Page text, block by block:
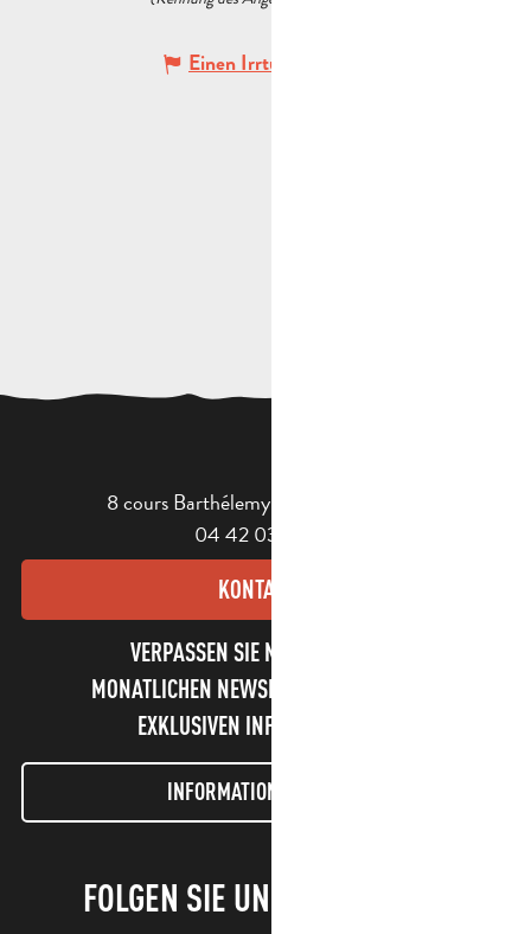
Einen Irrtum angeben
8 cours Barthélemy - 13400 Aubagne
04 42 03 49 98
KONTAKT
VERPASSEN SIE NICHT UNSEREN
MONATLICHEN NEWSLETTER UND UNSERE
EXKLUSIVEN INFORMATIONEN!
INFORMATIONEN LETTER
FOLGEN SIE UNS!